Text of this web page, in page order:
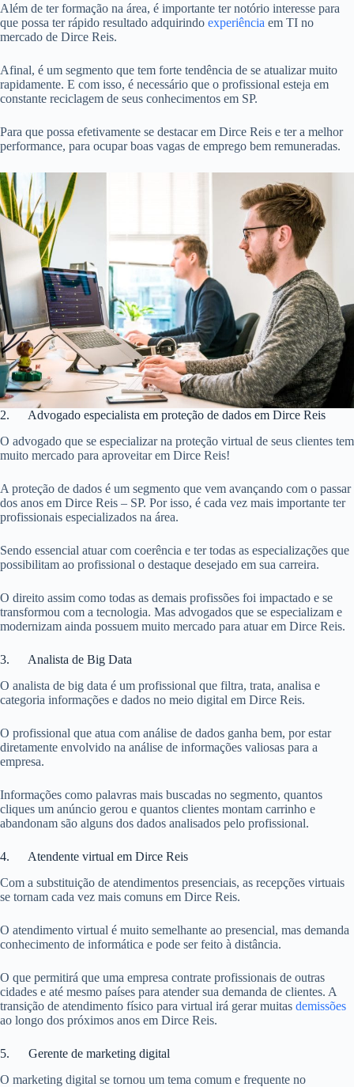
Além de ter formação na área, é importante ter notório interesse para
que possa ter rápido resultado adquirindo experiência em TI no
mercado de Dirce Reis.
Afinal, é um segmento que tem forte tendência de se atualizar muito
rapidamente. E com isso, é necessário que o profissional esteja em
constante reciclagem de seus conhecimentos em SP.
Para que possa efetivamente se destacar em Dirce Reis e ter a melhor
performance, para ocupar boas vagas de emprego bem remuneradas.
2. Advogado especialista em proteção de dados em Dirce Reis
O advogado que se especializar na proteção virtual de seus clientes tem
muito mercado para aproveitar em Dirce Reis!
A proteção de dados é um segmento que vem avançando com o passar
dos anos em Dirce Reis – SP. Por isso, é cada vez mais importante ter
profissionais especializados na área.
Sendo essencial atuar com coerência e ter todas as especializações que
possibilitam ao profissional o destaque desejado em sua carreira.
O direito assim como todas as demais profissões foi impactado e se
transformou com a tecnologia. Mas advogados que se especializam e
modernizam ainda possuem muito mercado para atuar em Dirce Reis.
3. Analista de Big Data
O analista de big data é um profissional que filtra, trata, analisa e
categoria informações e dados no meio digital em Dirce Reis.
O profissional que atua com análise de dados ganha bem, por estar
diretamente envolvido na análise de informações valiosas para a
empresa.
Informações como palavras mais buscadas no segmento, quantos
cliques um anúncio gerou e quantos clientes montam carrinho e
abandonam são alguns dos dados analisados pelo profissional.
4. Atendente virtual em Dirce Reis
Com a substituição de atendimentos presenciais, as recepções virtuais
se tornam cada vez mais comuns em Dirce Reis.
O atendimento virtual é muito semelhante ao presencial, mas demanda
conhecimento de informática e pode ser feito à distância.
O que permitirá que uma empresa contrate profissionais de outras
cidades e até mesmo países para atender sua demanda de clientes. A
transição de atendimento físico para virtual irá gerar muitas demissões
ao longo dos próximos anos em Dirce Reis.
5. Gerente de marketing digital
O marketing digital se tornou um tema comum e frequente no